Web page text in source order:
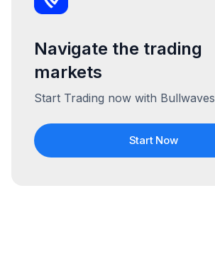
Navigate the trading
markets
Start Trading now with Bullwaves
Start Now